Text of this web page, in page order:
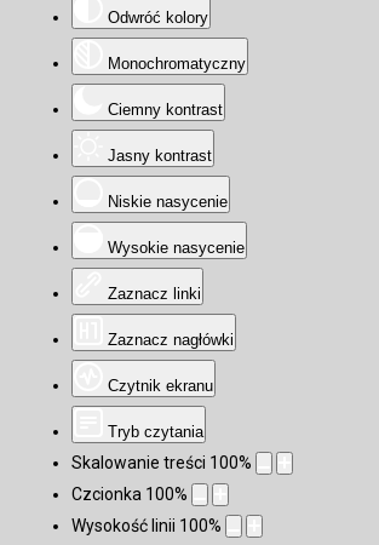
Odwróć kolory
Monochromatyczny
Ciemny kontrast
Jasny kontrast
Niskie nasycenie
Wysokie nasycenie
Zaznacz linki
Zaznacz nagłówki
Czytnik ekranu
Tryb czytania
Skalowanie treści 100%
Czcionka 100%
Wysokość linii 100%